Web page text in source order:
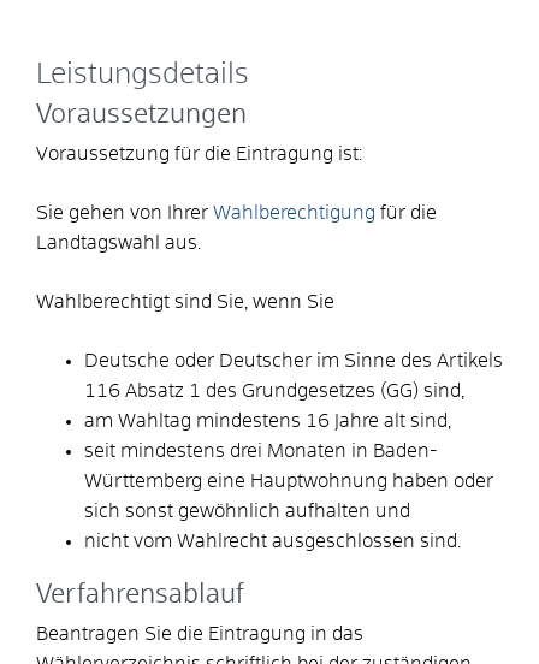
Leistungsdetails
Voraussetzungen
Voraussetzung für die Eintragung ist:
Sie gehen von Ihrer Wahlberechtigung für die
Landtagswahl aus.
Wahlberechtigt sind Sie, wenn Sie
Deutsche oder Deutscher im Sinne des Artikels
116 Absatz 1 des Grundgesetzes (GG) sind,
am Wahltag mindestens 16 Jahre alt sind,
seit mindestens drei Monaten in Baden-
Württemberg eine Hauptwohnung haben oder
sich sonst gewöhnlich aufhalten und
nicht vom Wahlrecht ausgeschlossen sind.
Verfahrensablauf
Beantragen Sie die Eintragung in das